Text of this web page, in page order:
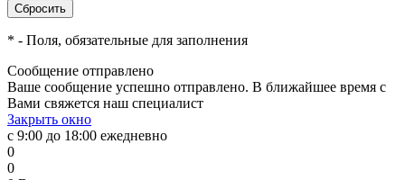
* - Поля, обязательные для заполнения
Сообщение отправлено
Ваше сообщение успешно отправлено. В ближайшее время с
Вами свяжется наш специалист
Закрыть окно
с 9:00 до 18:00 ежедневно
0
0